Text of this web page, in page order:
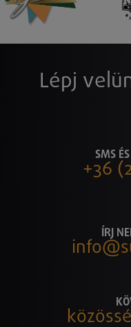
Lépj
SMS
+36
ÍRJ